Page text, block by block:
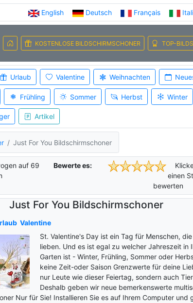
English Deutsch Français
KOSTENLOSE BILDSCHIRMSCHONER TOP-
Urlaub Valentine Weihnachten
Frühling Sommer Herbst Winter
Artikel
Just For You Bildschirmschoner
auf 69
Bewerte es:
einen
bewerten
Just For You Bildschirmschoner
Valentine
St. Valentine's Day ist ein Tag für Menschen,
lieben. Und es ist egal zu welcher Jahreszeit in
Garten ist - Winter, Frühling, Sommer oder
keine Zeit-oder Saison Grenzwerte für deine
nur Leute wie dieser Feiertag, sondern auch
Deshalb geben wir neue bemerkenswerte
Nur für Sie! Installieren Sie es auf Ihrem Computer und